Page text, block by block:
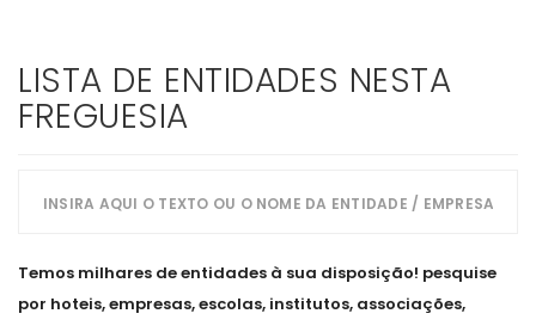
LISTA DE ENTIDADES NESTA
FREGUESIA
Temos milhares de entidades à sua disposição! pesquise
por hoteis, empresas, escolas, institutos, associações,